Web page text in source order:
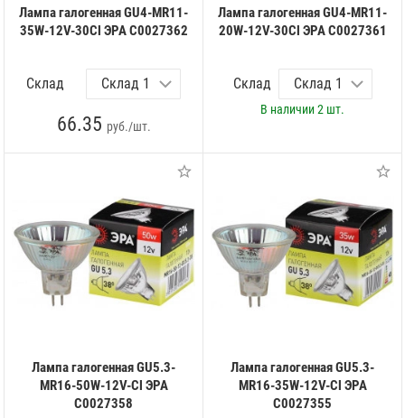
Лампа галогенная GU4-MR11-
35W-12V-30Cl ЭРА C0027362
Склад
66.35 руб./шт.
Лампа галогенная GU4-MR11-
20W-12V-30Cl ЭРА C0027361
Склад
В наличии2 шт.
Лампа галогенная GU5.3-
MR16-50W-12V-Cl ЭРА
C0027358
Лампа галогенная GU5.3-
MR16-35W-12V-Cl ЭРА
C0027355